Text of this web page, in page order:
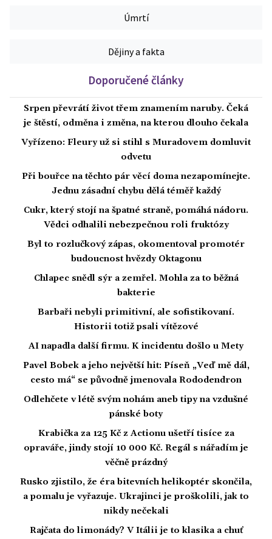
Úmrtí
Dějiny a fakta
Doporučené články
Srpen převrátí život třem znamením naruby. Čeká
je štěstí, odměna i změna, na kterou dlouho čekala
Vyřízeno: Fleury už si stihl s Muradovem domluvit
odvetu
Při bouřce na těchto pár věcí doma nezapomínejte.
Jednu zásadní chybu dělá téměř každý
Cukr, který stojí na špatné straně, pomáhá nádoru.
Vědci odhalili nebezpečnou roli fruktózy
Byl to rozlučkový zápas, okomentoval promotér
budoucnost hvězdy Oktagonu
Chlapec snědl sýr a zemřel. Mohla za to běžná
bakterie
Barbaři nebyli primitivní, ale sofistikovaní.
Historii totiž psali vítězové
AI napadla další firmu. K incidentu došlo u Mety
Pavel Bobek a jeho největší hit: Píseň „Veď mě dál,
cesto má“ se původně jmenovala Rododendron
Odlehčete v létě svým nohám aneb tipy na vzdušné
pánské boty
Krabička za 125 Kč z Actionu ušetří tisíce za
opraváře, jindy stojí 10 000 Kč. Regál s nářadím je
věčně prázdný
Rusko zjistilo, že éra bitevních helikoptér skončila,
a pomalu je vyřazuje. Ukrajinci je proškolili, jak to
nikdy nečekali
Rajčata do limonády? V Itálii je to klasika a chuť